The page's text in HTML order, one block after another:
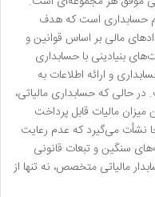
حسابداری است که هدف
مالی بر اساس قوانین و
بنیادینی با حسابداری
و ارائه اطلاعات به
در حالی که حسابداری مالیاتی،
میزان مالیات قابل پرداخت
نشأت می‌گیرد که عدم رعایت
سنگین و تبعات قانونی
مالیاتی متخصص، نه تنها از